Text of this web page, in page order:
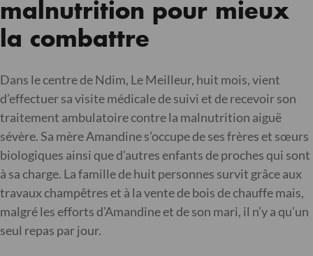
malnutrition pour mieux
la combattre
Dans le centre de Ndim, Le Meilleur, huit mois, vient
d’effectuer sa visite médicale de suivi et de recevoir son
traitement ambulatoire contre la malnutrition aiguë
sévère. Sa mère Amandine s’occupe de ses frères et sœurs
biologiques ainsi que d’autres enfants de proches qui sont
à sa charge. La famille de huit personnes survit grâce aux
travaux champêtres et à la vente de bois de chauffe mais,
malgré les efforts d’Amandine et de son mari, il n’y a qu’un
seul repas par jour.